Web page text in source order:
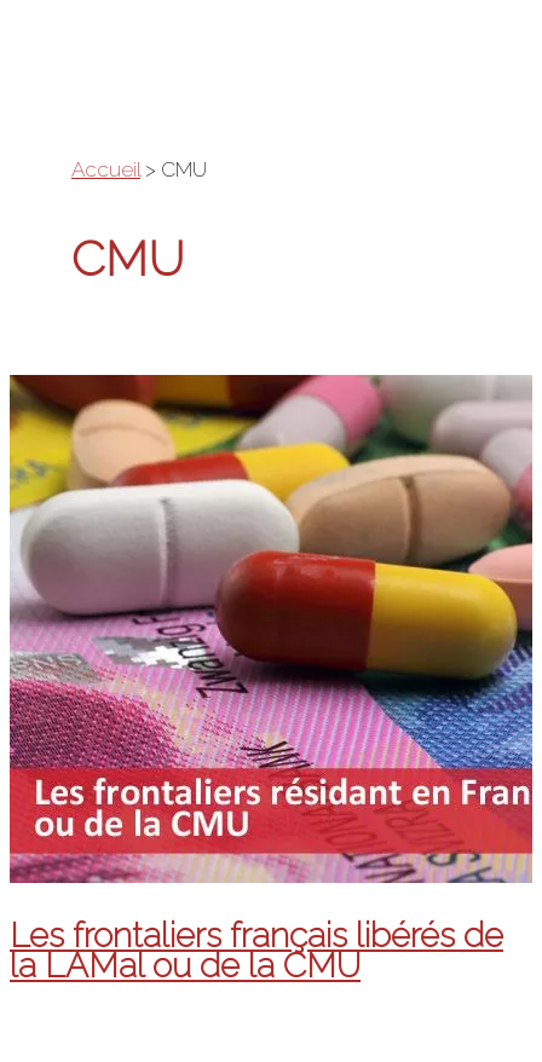
contenu
Accueil> CMU
CMU
Les frontaliers français libérés de
la LAMal ou de la CMU